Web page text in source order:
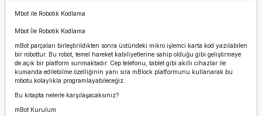
Mbot ile Robotik Kodlama
Mbot İle Robotik Kodlama
mBot parçaları birleştirildikten sonra üstündeki mikro işlemci karta kod yazılabilen
bir robottur. Bu robot, temel hareket kabiliyetlerine sahip olduğu gibi geliştirmeye
de açık bir platform sunmaktadır. Cep telefonu, tablet gibi akıllı cihazlar ile
kumanda edilebilme özelliğinin yanı sıra mBlock platformunu kullanarak bu
robotu kolaylıkla programlayabileceğiz.
Bu kitapta nelerle karşılaşacaksınız?
mBot Kurulum